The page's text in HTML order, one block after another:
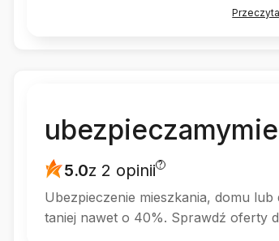
5.0z 2 opinii ?
Ubezpieczenie mieszkania, domu
taniej nawet o 40%. Sprawdź oferty